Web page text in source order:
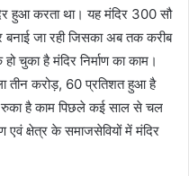
हुआ करता था। यह मंदिर 300 सौ
बनाई जा रही जिसका अब तक करीब
है मंदिर निर्माण का काम।
तीन करोड़, 60 प्रतिशत हुआ है
है काम पिछले कई साल से चल
एवं क्षेत्र के समाजसेवियों में मंदिर